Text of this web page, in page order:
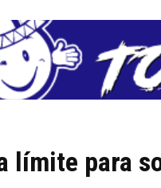
límite para